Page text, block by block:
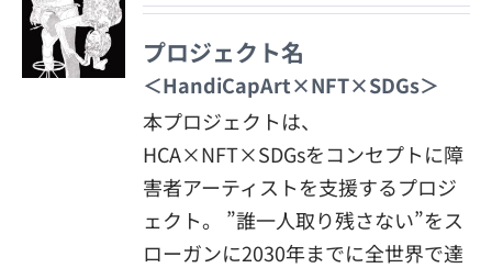
プロジェクト名
＜HandiCapArt×NFT×SDGs＞
本プロジェクトは、
HCA×NFT×SDGsをコンセプトに障
害者アーティストを支援するプロジ
ェクト。 ”誰一人取り残さない”をス
ローガンに2030年までに全世界で達